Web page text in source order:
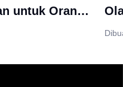
untuk Orang